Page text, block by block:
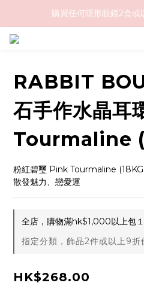
購物滿
購買任何隱形眼鏡2盒或
RABBIT
石手作水晶耳
Tourmaline
粉紅碧璽 Pink Tourmaline
散發魅力、戀愛運
全店，購物滿hk$1,000以上包
指定分類，飾品2件或以上9折
HK$268.00